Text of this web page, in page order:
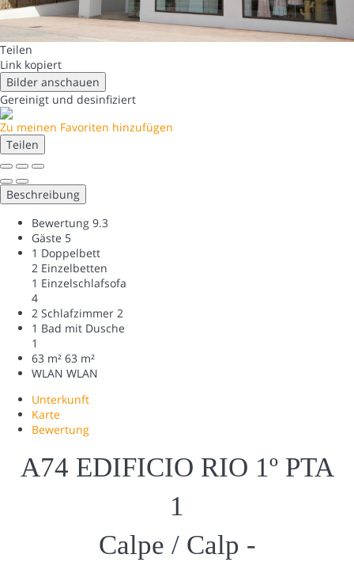
Teilen
Link kopiert
Bilder anschauen
Gereinigt und desinfiziert
Zu meinen Favoriten hinzufügen
Teilen
Beschreibung
Bewertung 9.3
Gäste 5
1 Doppelbett
2 Einzelbetten
1 Einzelschlafsofa
4
2 Schlafzimmer 2
1 Bad mit Dusche
1
63 m² 63 m²
WLAN WLAN
Unterkunft
Karte
Bewertung
A74 EDIFICIO RIO 1º PTA
1
Calpe / Calp -